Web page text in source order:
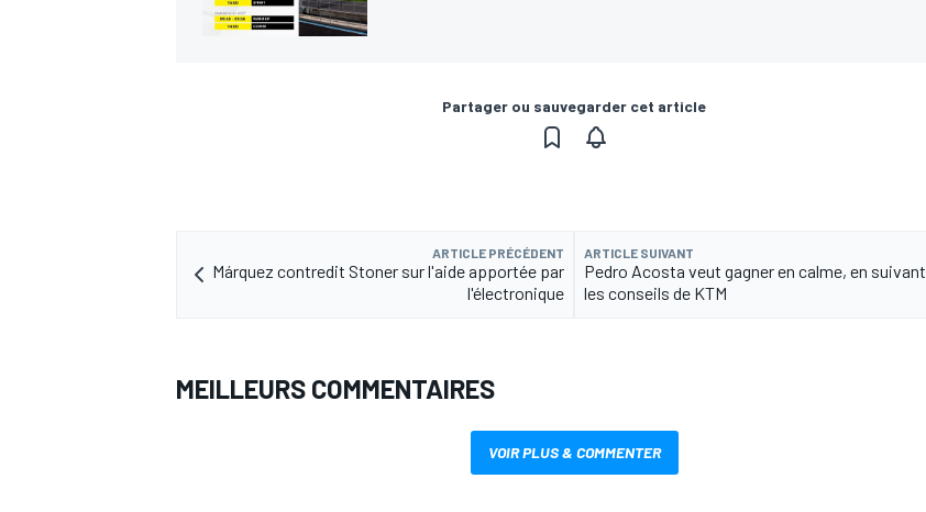
Partager ou sauvegarder cet article
ARTICLE PRÉCÉDENT
Márquez contredit Stoner sur l'aide apportée par
l'électronique
ARTICLE SUIVANT
Pedro Acosta veut gagner en calme, en suivant
les conseils de KTM
MEILLEURS COMMENTAIRES
VOIR PLUS & COMMENTER